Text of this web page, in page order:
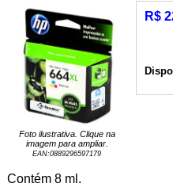
Foto ilustrativa. Clique na
imagem para ampliar.
EAN:0889296597179
R$
Contém 8 ml.